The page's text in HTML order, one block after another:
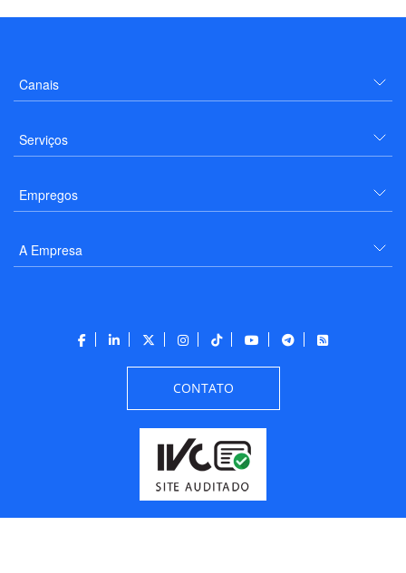
Canais
Serviços
Empregos
A Empresa
CONTATO